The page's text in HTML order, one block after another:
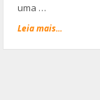
uma …
Leia mais...